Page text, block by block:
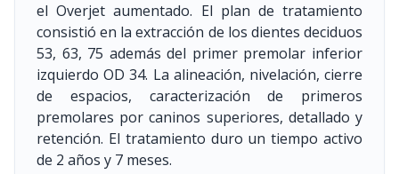
el Overjet aumentado. El plan de tratamiento
consistió en la extracción de los dientes deciduos
53, 63, 75 además del primer premolar inferior
izquierdo OD 34. La alineación, nivelación, cierre
de espacios, caracterización de primeros
premolares por caninos superiores, detallado y
retención. El tratamiento duro un tiempo activo
de 2 años y 7 meses.